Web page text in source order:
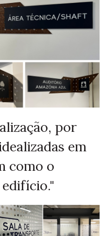
por
em
como o